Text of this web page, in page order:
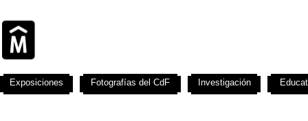
Exposiciones Fotografías del CdF Investigación